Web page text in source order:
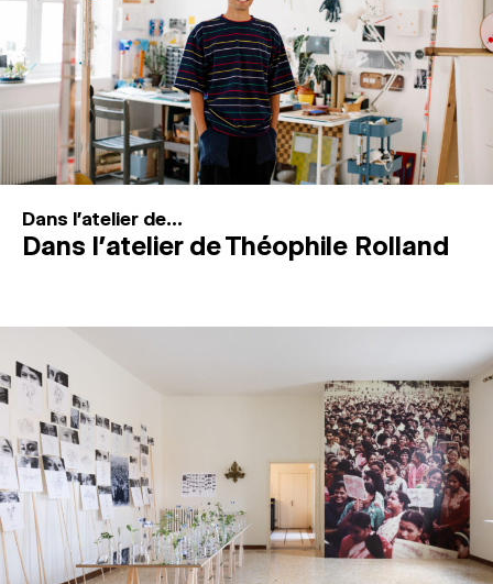
ESPACES DE PRATIQUE ARTISTIQUE ↓
Recherche
Connexion
Dans l'atelier de...
Dans l’atelier de Théophile Rolland